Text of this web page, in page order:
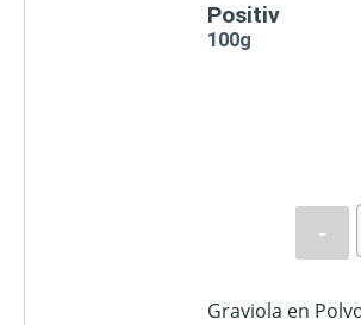
Positiv
100g
-
Graviola en